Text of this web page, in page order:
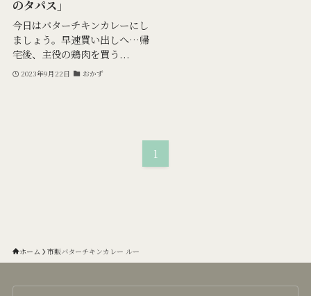
のタパス」
今日はバターチキンカレーにし
ましょう。早速買い出しへ…帰
宅後、主役の鶏肉を買う...
2023年9月22日 おかず
1
ホーム 市販バターチキンカレー ルー